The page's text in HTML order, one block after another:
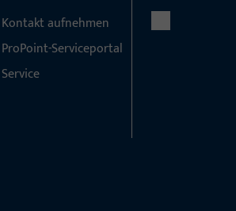
Kontakt aufnehmen
ProPoint-Serviceportal
Service